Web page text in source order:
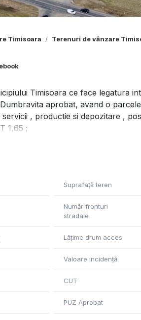
Timisoara Terenuri de vânzare
Timisoara ce face legatura
aprobat, avand o
, productie si depozitare ,
1,65 ;
Suprafață teren
Număr fronturi
stradale
Lățime drum acces
Valoare incidență
CUT
PUZ Aprobat